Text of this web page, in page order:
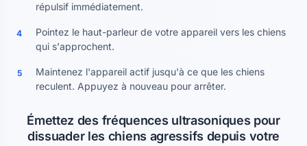
répulsif immédiatement.
4
Pointez le haut-parleur de votre appareil vers les chiens
qui s'approchent.
5
Maintenez l'appareil actif jusqu'à ce que les chiens
reculent. Appuyez à nouveau pour arrêter.
Émettez des fréquences ultrasoniques pour
dissuader les chiens agressifs depuis votre